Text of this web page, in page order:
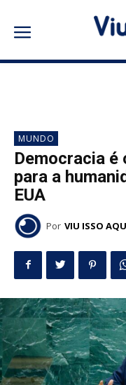
MUNDO
Democracia é
para a
EUA
Por VIU ISSO